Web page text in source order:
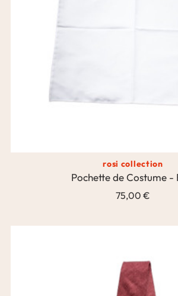
rosi collection
Pochette de Costume -
75,00 €